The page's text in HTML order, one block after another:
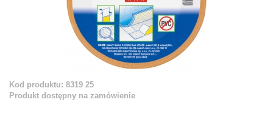
Kod produktu: 8319 25
Produkt dostępny na zamówienie